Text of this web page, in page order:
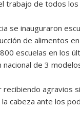
trabajo de todos
se inauguraron
de alimentos
escuelas en los
nacional de 3
agravios
cabeza ante los